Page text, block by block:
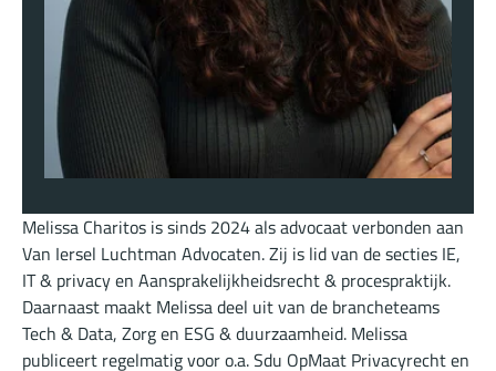
Melissa Charitos is sinds 2024 als advocaat verbonden aan
Van Iersel Luchtman Advocaten. Zij is lid van de secties IE,
IT & privacy en Aansprakelijkheidsrecht & procespraktijk.
Daarnaast maakt Melissa deel uit van de brancheteams
Tech & Data, Zorg en ESG & duurzaamheid. Melissa
publiceert regelmatig voor o.a. Sdu OpMaat Privacyrecht en